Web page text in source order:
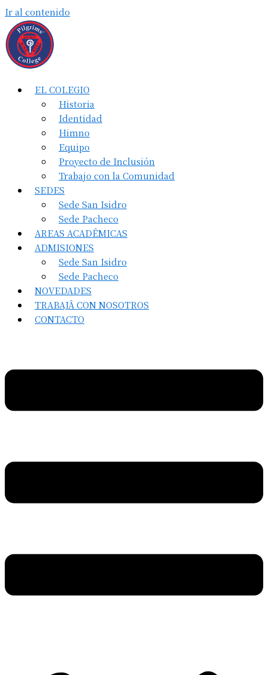
Ir al contenido
EL COLEGIO
Historia
Identidad
Himno
Equipo
Proyecto de Inclusión
Trabajo con la Comunidad
SEDES
Sede San Isidro
Sede Pacheco
AREAS ACADÊMICAS
ADMISIONES
Sede San Isidro
Sede Pacheco
NOVEDADES
TRABAJÂ CON NOSOTROS
CONTACTO